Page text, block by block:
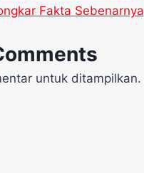
Fakta Sebenarnya
untuk ditampilkan.